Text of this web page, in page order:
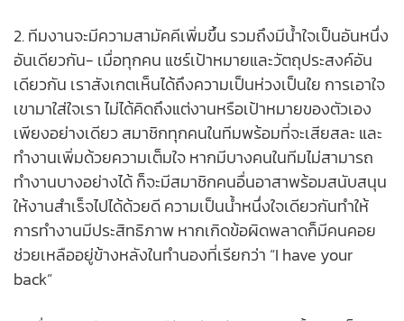
2. ทีมงานจะมีความสามัคคีเพิ่มขึ้น รวมถึงมีน้ำใจเป็นอันหนึ่ง
อันเดียวกัน- เมื่อทุกคน แชร์เป้าหมายและวัตถุประสงค์อัน
เดียวกัน เราสังเกตเห็นได้ถึงความเป็นห่วงเป็นใย การเอาใจ
เขามาใส่ใจเรา ไม่ได้คิดถึงแต่งานหรือเป้าหมายของตัวเอง
เพียงอย่างเดียว สมาชิกทุกคนในทีมพร้อมที่จะเสียสละ และ
ทำงานเพิ่มด้วยความเต็มใจ หากมีบางคนในทีมไม่สามารถ
ทำงานบางอย่างได้ ก็จะมีสมาชิกคนอื่นอาสาพร้อมสนับสนุน
ให้งานสำเร็จไปได้ด้วยดี ความเป็นน้ำหนึ่งใจเดียวกันทำให้
การทำงานมีประสิทธิภาพ หากเกิดข้อผิดพลาดก็มีคนคอย
ช่วยเหลืออยู่ข้างหลังในทำนองที่เรียกว่า “I have your
back”